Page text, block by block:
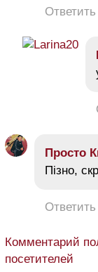
Ответить
Просто
Пізно,
Ответить
Комментарий
посетителей